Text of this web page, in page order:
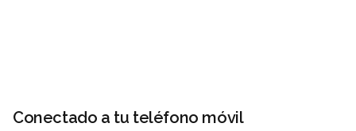
Conectado a tu teléfono móvil